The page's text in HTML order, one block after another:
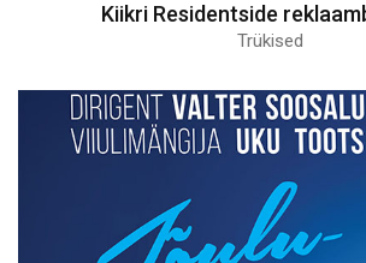
Kiikri Residentside
Trükised